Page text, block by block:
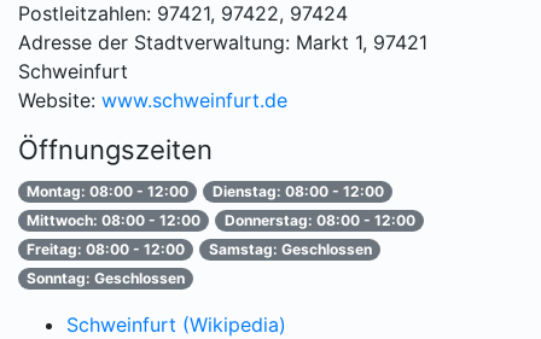
Postleitzahlen: 97421, 97422, 97424
Adresse der Stadtverwaltung: Markt 1, 97421
Schweinfurt
Website: www.schweinfurt.de
Öffnungszeiten
Montag: 08:00 - 12:00
Dienstag: 08:00 - 12:00
Mittwoch: 08:00 - 12:00
Donnerstag: 08:00 - 12:00
Freitag: 08:00 - 12:00
Samstag: Geschlossen
Sonntag: Geschlossen
Schweinfurt (Wikipedia)